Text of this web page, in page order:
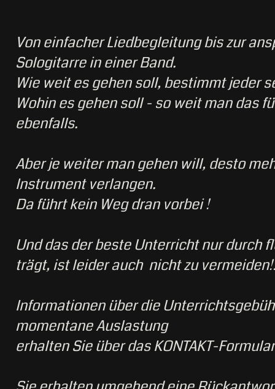
Von einfacher Liedbegleitung bis zur
Sologitarre in einer Band.
Wie weit es gehen soll, bestimmt jeder
Wohin es gehen soll - so weit man das
ebenfalls.
Aber je weiter man gehen will, desto
Instrument verlangen.
Da führt kein Weg dran vorbei !
Und das der beste Unterricht nur durch
trägt, ist leider auch nicht zu
Informationen über die
momentane Auslastung
erhalten Sie über das KONTAKT-